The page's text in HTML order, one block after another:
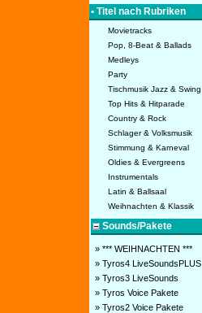
• Titel nach Rubriken
Movietracks
Pop, 8-Beat & Ballads
Medleys
Party
Tischmusik Jazz & Swing
Top Hits & Hitparade
Country & Rock
Schlager & Volksmusik
Stimmung & Karneval
Oldies & Evergreens
Instrumentals
Latin & Ballsaal
Weihnachten & Klassik
Sounds/Pakete
» *** WEIHNACHTEN ***
» Tyros4 LiveSoundsPLUS
» Tyros3 LiveSounds
» Tyros Voice Pakete
» Tyros2 Voice Pakete